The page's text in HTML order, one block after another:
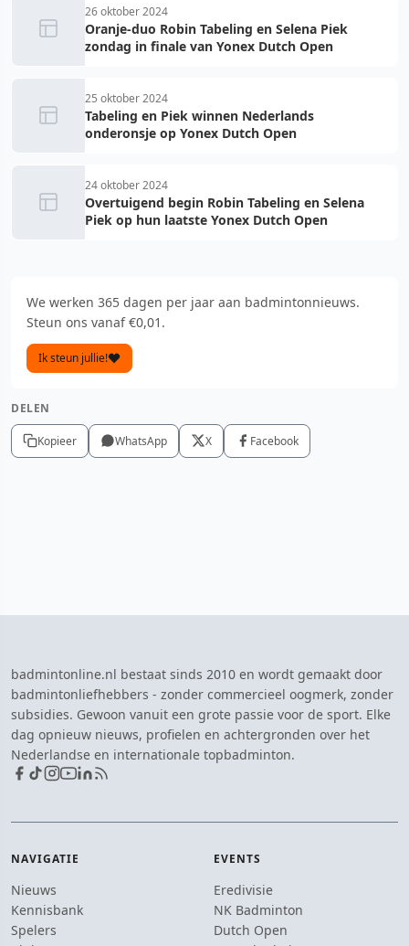
26 oktober 2024
Oranje-duo Robin Tabeling en Selena Piek
zondag in finale van Yonex Dutch Open
25 oktober 2024
Tabeling en Piek winnen Nederlands
onderonsje op Yonex Dutch Open
24 oktober 2024
Overtuigend begin Robin Tabeling en Selena
Piek op hun laatste Yonex Dutch Open
We werken 365 dagen per jaar aan badmintonnieuws.
Steun ons vanaf €0,01.
Ik steun jullie!
DELEN
Kopieer WhatsApp X Facebook
badmintonline.nl bestaat sinds 2010 en wordt gemaakt door
badmintonliefhebbers - zonder commercieel oogmerk, zonder
subsidies. Gewoon vanuit een grote passie voor de sport. Elke
dag opnieuw nieuws, profielen en achtergronden over het
Nederlandse en internationale topbadminton.
NAVIGATIE
Nieuws
Kennisbank
Spelers
EVENTS
Eredivisie
NK Badminton
Dutch Open